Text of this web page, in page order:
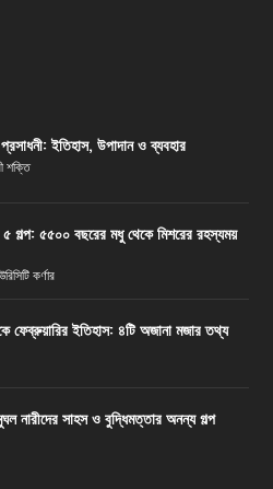
ইতিহাস, উপাদান ও ব্যবহার
শক্তি
৫ গল্প: ৫৫০০ বছরের মধু থেকে মিশরের রহস্যময়
কর্ণার
ফেব্রুয়ারির ইতিহাস: ৪টি অজানা মজার তথ্য
নারীদের সাহস ও বুদ্ধিমত্তার অনন্য গল্প